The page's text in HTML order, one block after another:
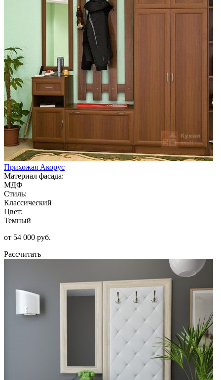
Прихожая Акорус
Материал фасада:
МДФ
Стиль:
Классический
Цвет:
Темный
от 54 000 руб.
Рассчитать